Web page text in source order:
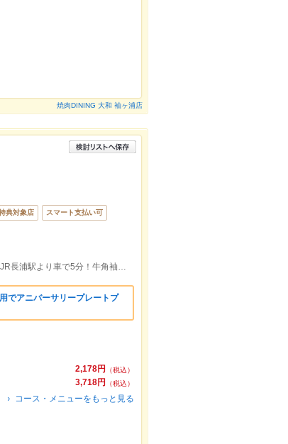
焼肉DINING 大和 袖ヶ浦店
典対象店 スマート支払い可
宴会大歓迎！木更津アウトレットから車で15分！JR長浦駅より車で5分！牛角袖ヶ浦店様、ヤックス袖ヶ浦店様の並びです!!
でアニバーサリープレートプ
2,178円
（税込）
3,718円
（税込）
コース・メニューをもっと見る